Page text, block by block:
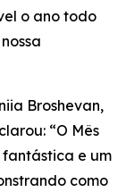
o ano todo
Broshevan,
“O Mês
e um
como